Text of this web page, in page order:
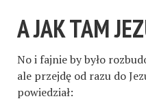
A JAK TAM
No i fajnie by było
ale przejdę od razu do
powiedział: